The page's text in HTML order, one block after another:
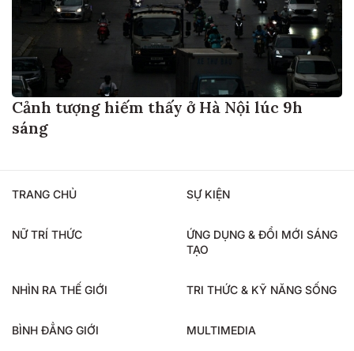
Cảnh tượng hiếm thấy ở Hà Nội lúc 9h
sáng
TRANG CHỦ SỰ KIỆN
NỮ TRÍ THỨC
ỨNG DỤNG & ĐỔI MỚI SÁNG
TẠO
NHÌN RA THẾ GIỚI TRI THỨC & KỸ NĂNG SỐNG
BÌNH ĐẲNG GIỚI MULTIMEDIA